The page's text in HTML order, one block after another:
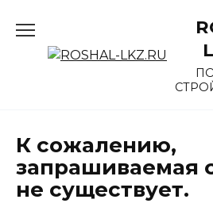
содержанию
К сожалению,
запрашиваемая
не существует.